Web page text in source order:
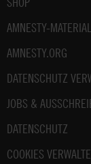
AMNESTY-MATERIAL
AMNESTY.ORG
DATENSCHUTZ
JOBS &
DATENSCHUTZ
COOKIES